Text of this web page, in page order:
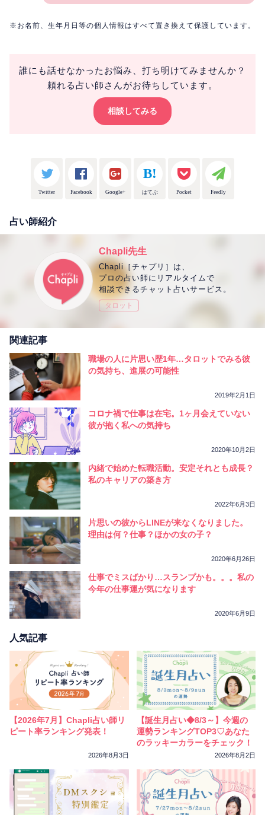
※お名前、生年月日等の個人情報はすべて置き換えて保護しています。
誰にも話せなかったお悩み、打ち明けてみませんか？
頼れる占い師さんがお待ちしています。
相談してみる
Twitter Facebook Google+ はてぶ Pocket Feedly
占い師紹介
Chapli先生
Chapli［チャプリ］は、
プロの占い師にリアルタイムで
相談できるチャット占いサービス。
タロット
関連記事
職場の人に片思い歴1年…タロットでみる彼
の気持ち、進展の可能性
2019年2月1日
コロナ禍で仕事は在宅。1ヶ月会えていない
彼が抱く私への気持ち
2020年10月2日
内緒で始めた転職活動。安定それとも成長？
私のキャリアの築き方
2022年6月3日
片思いの彼からLINEが来なくなりました。
理由は何？仕事？ほかの女の子？
2020年6月26日
仕事でミスばかり…スランプかも。。。私の
今年の仕事運が気になります
2020年6月9日
人気記事
【2026年7月】Chapli占い師リ
ピート率ランキング発表！
2026年8月3日
【誕生月占い◆8/3～】今週の
運勢ランキングTOP3♡あなた
のラッキーカラーをチェック！
2026年8月2日